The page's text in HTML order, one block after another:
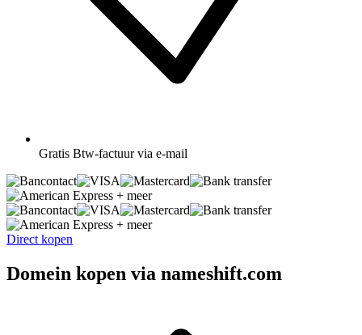
Gratis Btw-factuur via e-mail
+ meer
+ meer
Direct kopen
Domein kopen via nameshift.com